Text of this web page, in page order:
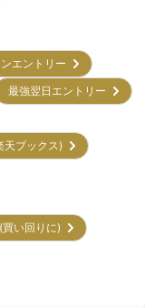
ンエントリー
最強翌日エントリー
天ブックス)
買い回りに)